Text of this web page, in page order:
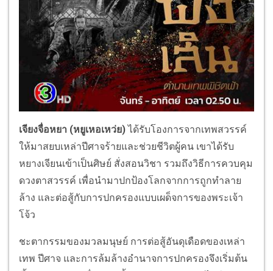
เจียงจื่อหยา (หยูเหอเหว่ย)ได้รับโองการจากเทพสวรรค์
ให้มาสยบเหล่าปีศาจร้ายและช่วยชีวิตผู้คน เขาได้รับ
หยางเจียนเข้าเป็นศิษย์ สั่งสอนวิชา รวมถึงวิธีการควบคุม
ดวงตาสวรรค์ เพื่อนำมาปกป้องโลกจากการถูกทำลาย
ล้าง และต่อสู้กับการปกครองแบบเผด็จการของพระเจ้า
โจ้ว
ชะตากรรมของมวลมนุษย์ การต่อสู้อันดุเดือดของเหล่า
เทพ ปีศาจ และการล้มล้างอำนาจการปกครองจึงเริ่มต้น